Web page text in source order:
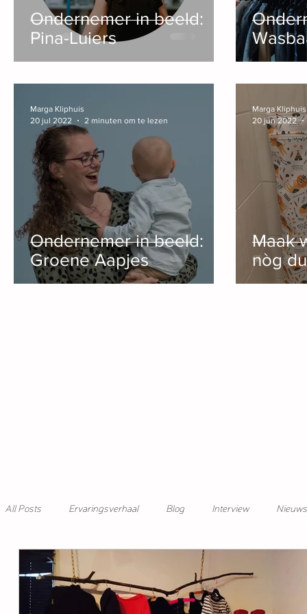
Ondernemer in beeld:
Pina-Luiers
Ondernemer in beeld:
Groene Aapjes
Marga Kliphuis
20 jul 2022
2 minuten om te lezen
Maak
nòg
Marga Kliphuis
20 jun 2022
All Posts Ervaringsverhaal Blog Interview Nieuws